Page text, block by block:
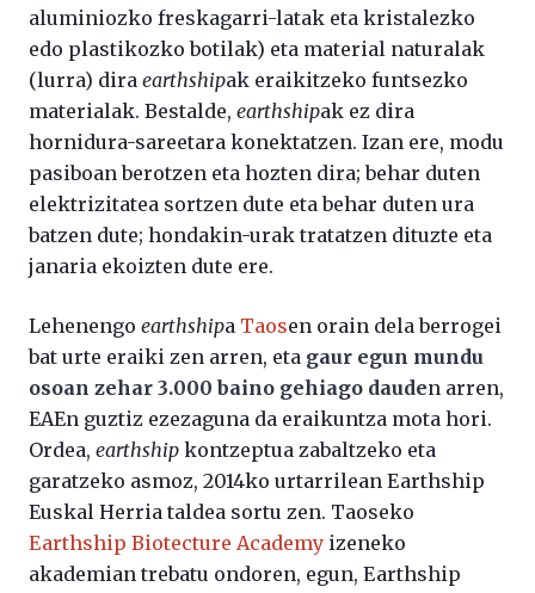
aluminiozko freskagarri-latak eta kristalezko
edo plastikozko botilak) eta material naturalak
(lurra) dira earthshipak eraikitzeko funtsezko
materialak. Bestalde, earthshipak ez dira
hornidura-sareetara konektatzen. Izan ere, modu
pasiboan berotzen eta hozten dira; behar duten
elektrizitatea sortzen dute eta behar duten ura
batzen dute; hondakin-urak tratatzen dituzte eta
janaria ekoizten dute ere.
Lehenengo earthshipa Taosen orain dela berrogei
bat urte eraiki zen arren, eta gaur egun mundu
osoan zehar 3.000 baino gehiago dauden arren,
EAEn guztiz ezezaguna da eraikuntza mota hori.
Ordea, earthship kontzeptua zabaltzeko eta
garatzeko asmoz, 2014ko urtarrilean Earthship
Euskal Herria taldea sortu zen. Taoseko
Earthship Biotecture Academy izeneko
akademian trebatu ondoren, egun, Earthship